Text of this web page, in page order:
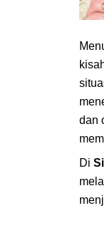
dan
Di